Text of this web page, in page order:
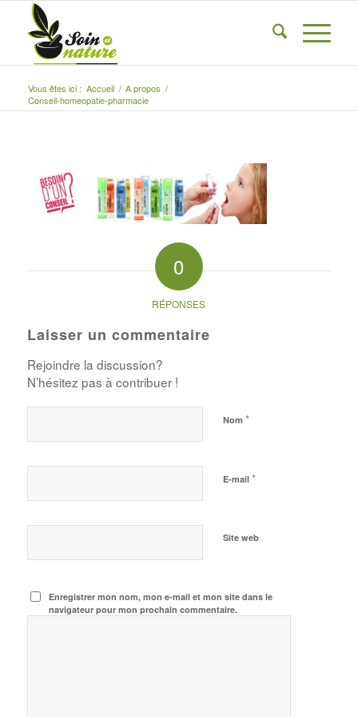
Vous êtes ici : Accueil / A propos /
Conseil-homeopatie-pharmacie
0
RÉPONSES
Laisser un commentaire
Rejoindre la discussion?
N’hésitez pas à contribuer !
Nom *
E-mail *
Site web
Enregistrer mon nom, mon e-mail et mon site dans le
navigateur pour mon prochain commentaire.